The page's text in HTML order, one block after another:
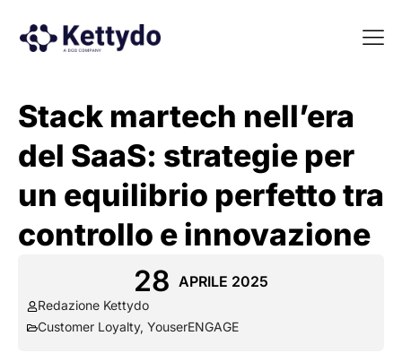
Stack martech nell’era
del SaaS: strategie per
un equilibrio perfetto tra
controllo e innovazione
28 APRILE 2025
Redazione Kettydo
Customer Loyalty, YouserENGAGE